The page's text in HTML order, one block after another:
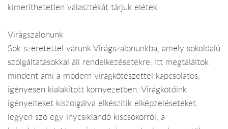
kimeríthetetlen választékát tárjuk elétek.
Virágszalonunk
Sok szeretettel várunk Virágszalonunkba, amely sokoldalú
szolgáltatásokkal áll rendelkezésetekre. Itt megtaláltok
mindent ami a modern virágkötészettel kapcsolatos,
igényesen kialakított környezetben. Virágkötőink
igényeiteket kiszolgálva elkészítik elképzeléseteket,
legyen szó egy ínycsiklandó kiscsokorról, a